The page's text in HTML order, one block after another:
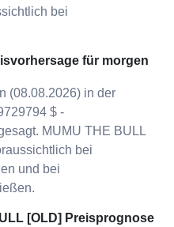
bei
für morgen
(08.08.2026) in der
$ -
MUMU THE BULL
bei
und bei
[OLD] Preisprognose